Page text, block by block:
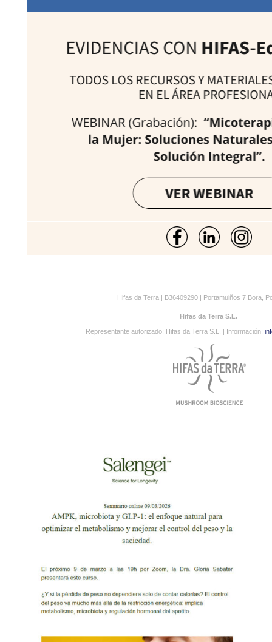
Hifas da Terra | B36409290 | Portamuiños 7 Bora,
Hifas da Terra S.L.
Representante autorizado: Hifas da Terra S.L. | Información: